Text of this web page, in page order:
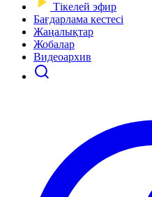
Тікелей эфир
Бағдарлама кестесі
Жаңалықтар
Жобалар
Видеоархив